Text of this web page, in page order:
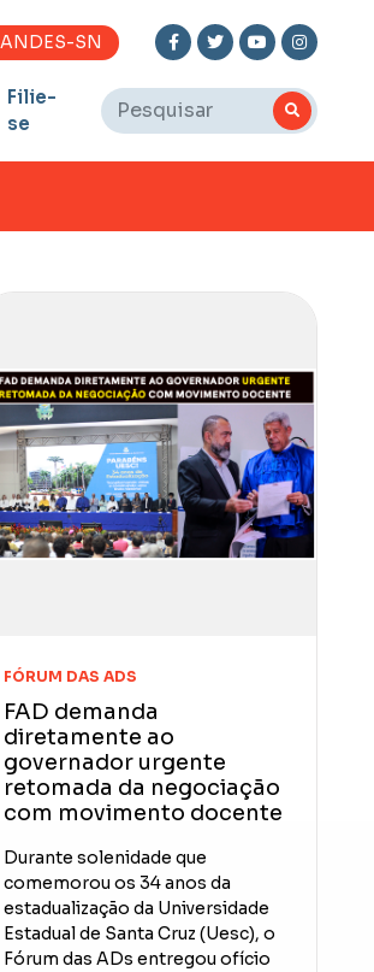
ANDES-SN
Filie-
se
FÓRUM DAS ADS
FAD demanda
diretamente ao
governador urgente
retomada da negociação
com movimento docente
Durante solenidade que
comemorou os 34 anos da
estadualização da Universidade
Estadual de Santa Cruz (Uesc), o
Fórum das ADs entregou ofício